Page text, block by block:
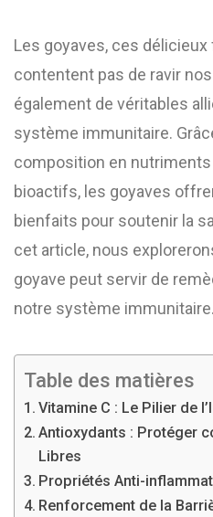
Les goyaves, ces
contentent pas de ravir
également de véritables
système immunitaire.
composition en
bioactifs, les goyaves
bienfaits pour soutenir la
cet article, nous
goyave peut servir de
notre système immunitaire.
Table des matières
Vitamine C : Le Pilier de
Antioxydants : Protéger
Libres
Propriétés Anti-
Renforcement de la